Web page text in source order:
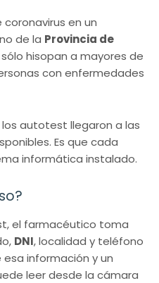
en un
de la Provincia de
hisopan a mayores de
con enfermedades
autotest llegaron a las
Es que cada
informática instalado.
el farmacéutico toma
DNI, localidad y teléfono
información y un
leer desde la cámara